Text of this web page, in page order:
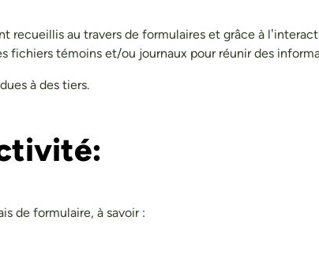
recueillis au travers de formulaires et grâce à
fichiers témoins et/ou journaux pour réunir des
à des tiers.
de formulaire, à savoir :